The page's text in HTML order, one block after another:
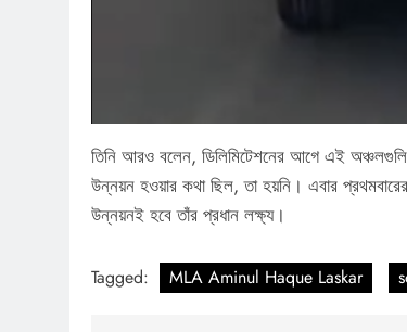
তিনি আরও বলেন, ডিলিমিটেশনের আগে এই অঞ্চলগুলি
উন্নয়ন হওয়ার কথা ছিল, তা হয়নি। এবার
উন্নয়নই হবে তাঁর প্রধান লক্ষ্য।
Tagged: MLA Aminul Haque Laskar